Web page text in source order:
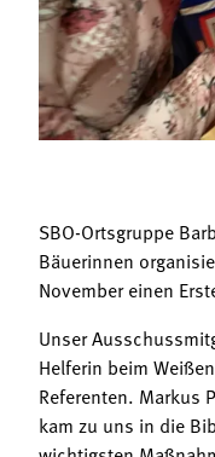
Mitgliedschaft
Landessekretariat
Bäuerliche
Hofgeschichten
SBO-Ortsgruppe
Bäuerinnen
November einen
Unser
Helferin beim
Referenten. Markus
kam zu uns in die